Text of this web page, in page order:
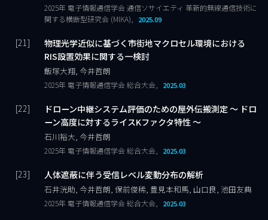
2025年 電子情報通信学会 通信ソサイエティ 革新的無線通信技術に
関する横断型研究会 (MIKA),
2025.09
物理光学近似に基づく市街地マクロセル環境における
RIS設置効果に関する一検討
飯塚大翔, 今井哲朗
2025年 電子情報通信学会 総合大会, 2025.03
ドローン中継システム評価のための屋外伝搬測定 ～ ドロ
ーン高度に対するライスKファクタ特性 ～
石川裕大, 今井哲朗
2025年 電子情報通信学会 総合大会, 2025.03
人体遮蔽に伴う受信レベル変動分布の解析
石井洸助, 今井哲朗, 保前俊稀, 豊見本和馬, 山口良, 池田友典
2025年 電子情報通信学会 総合大会, 2025.03